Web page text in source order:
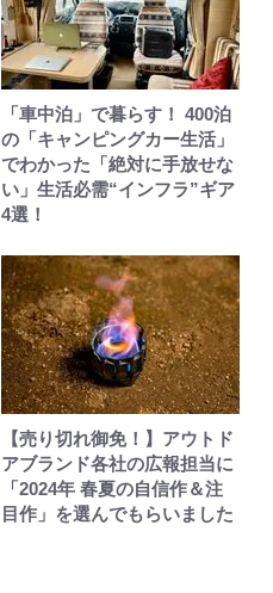
「車中泊」で暮らす！ 400泊
の「キャンピングカー生活」
でわかった「絶対に手放せな
い」生活必需“インフラ”ギア
4選！
【売り切れ御免！】アウトド
アブランド各社の広報担当に
「2024年 春夏の自信作＆注
目作」を選んでもらいました